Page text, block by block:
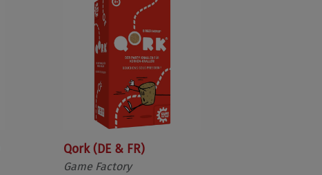
Qork (DE & FR)
Game Factory